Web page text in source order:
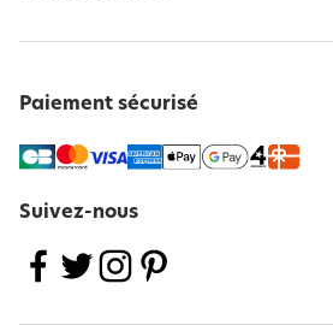
Paiement sécurisé
Suivez-nous